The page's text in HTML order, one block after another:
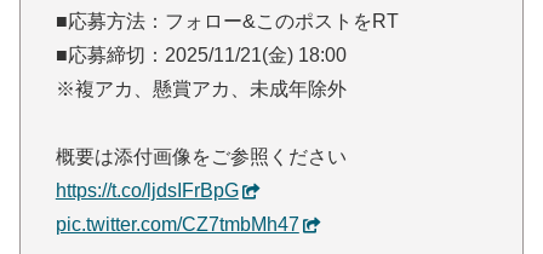
■応募方法：フォロー&このポストをRT
■応募締切：2025/11/21(金) 18:00
※複アカ、懸賞アカ、未成年除外
概要は添付画像をご参照ください
https://t.co/ljdsIFrBpG
pic.twitter.com/CZ7tmbMh47